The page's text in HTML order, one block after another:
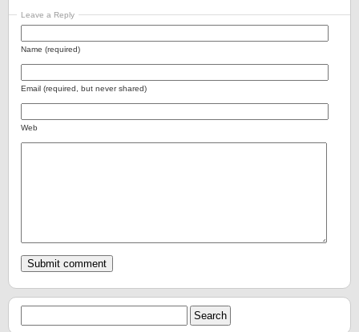
Leave a Reply
Name (required)
Email (required, but never shared)
Web